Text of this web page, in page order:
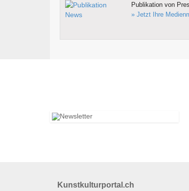
Publikation von
» Jetzt Ihre
Kunstkulturportal.ch